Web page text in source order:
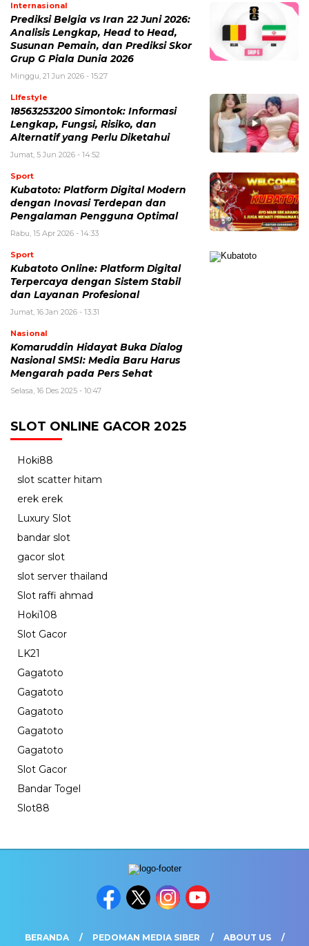
Internasional
Prediksi Belgia vs Iran 22 Juni 2026:
Analisis Lengkap, Head to Head,
Susunan Pemain, dan Prediksi Skor
Grup G Piala Dunia 2026
Minggu, 21 Jun 2026 - 15:27
LIfestyle
18563253200 Simontok: Informasi
Lengkap, Fungsi, Risiko, dan
Alternatif yang Perlu Diketahui
Jumat, 5 Jun 2026 - 14:52
Sport
Kubatoto: Platform Digital Modern
dengan Inovasi Terdepan dan
Pengalaman Pengguna Optimal
Rabu, 15 Apr 2026 - 14:33
Sport
Kubatoto Online: Platform Digital
Terpercaya dengan Sistem Stabil
dan Layanan Profesional
Jumat, 16 Jan 2026 - 13:31
Nasional
Komaruddin Hidayat Buka Dialog
Nasional SMSI: Media Baru Harus
Mengarah pada Pers Sehat
Selasa, 16 Des 2025 - 10:47
SLOT ONLINE GACOR 2025
Hoki88
slot scatter hitam
erek erek
Luxury Slot
bandar slot
gacor slot
slot server thailand
Slot raffi ahmad
Hoki108
Slot Gacor
LK21
Gagatoto
Gagatoto
Gagatoto
Gagatoto
Gagatoto
Slot Gacor
Bandar Togel
Slot88
BERANDA PEDOMAN MEDIA SIBER ABOUT US